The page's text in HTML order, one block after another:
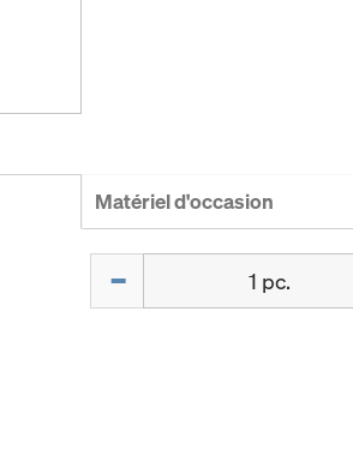
Matériel d'occasion